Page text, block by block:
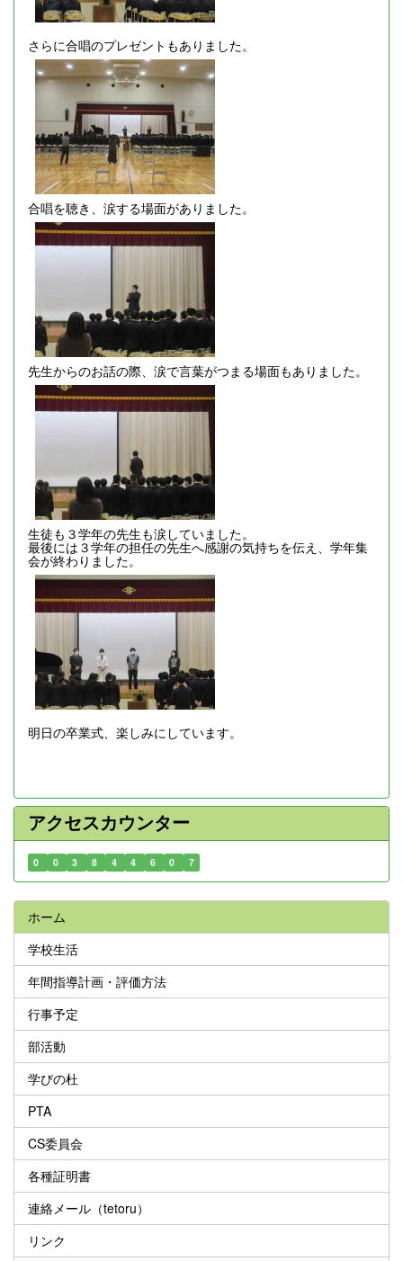
さらに合唱のプレゼントもありました。
合唱を聴き、涙する場面がありました。
先生からのお話の際、涙で言葉がつまる場面もありました。
生徒も３学年の先生も涙していました。
最後には３学年の担任の先生へ感謝の気持ちを伝え、学年集
会が終わりました。
明日の卒業式、楽しみにしています。
アクセスカウンター
0 0 3 8 4 4 6 0 7
ホーム
学校生活
年間指導計画・評価方法
行事予定
部活動
学びの杜
PTA
CS委員会
各種証明書
連絡メール（tetoru）
リンク